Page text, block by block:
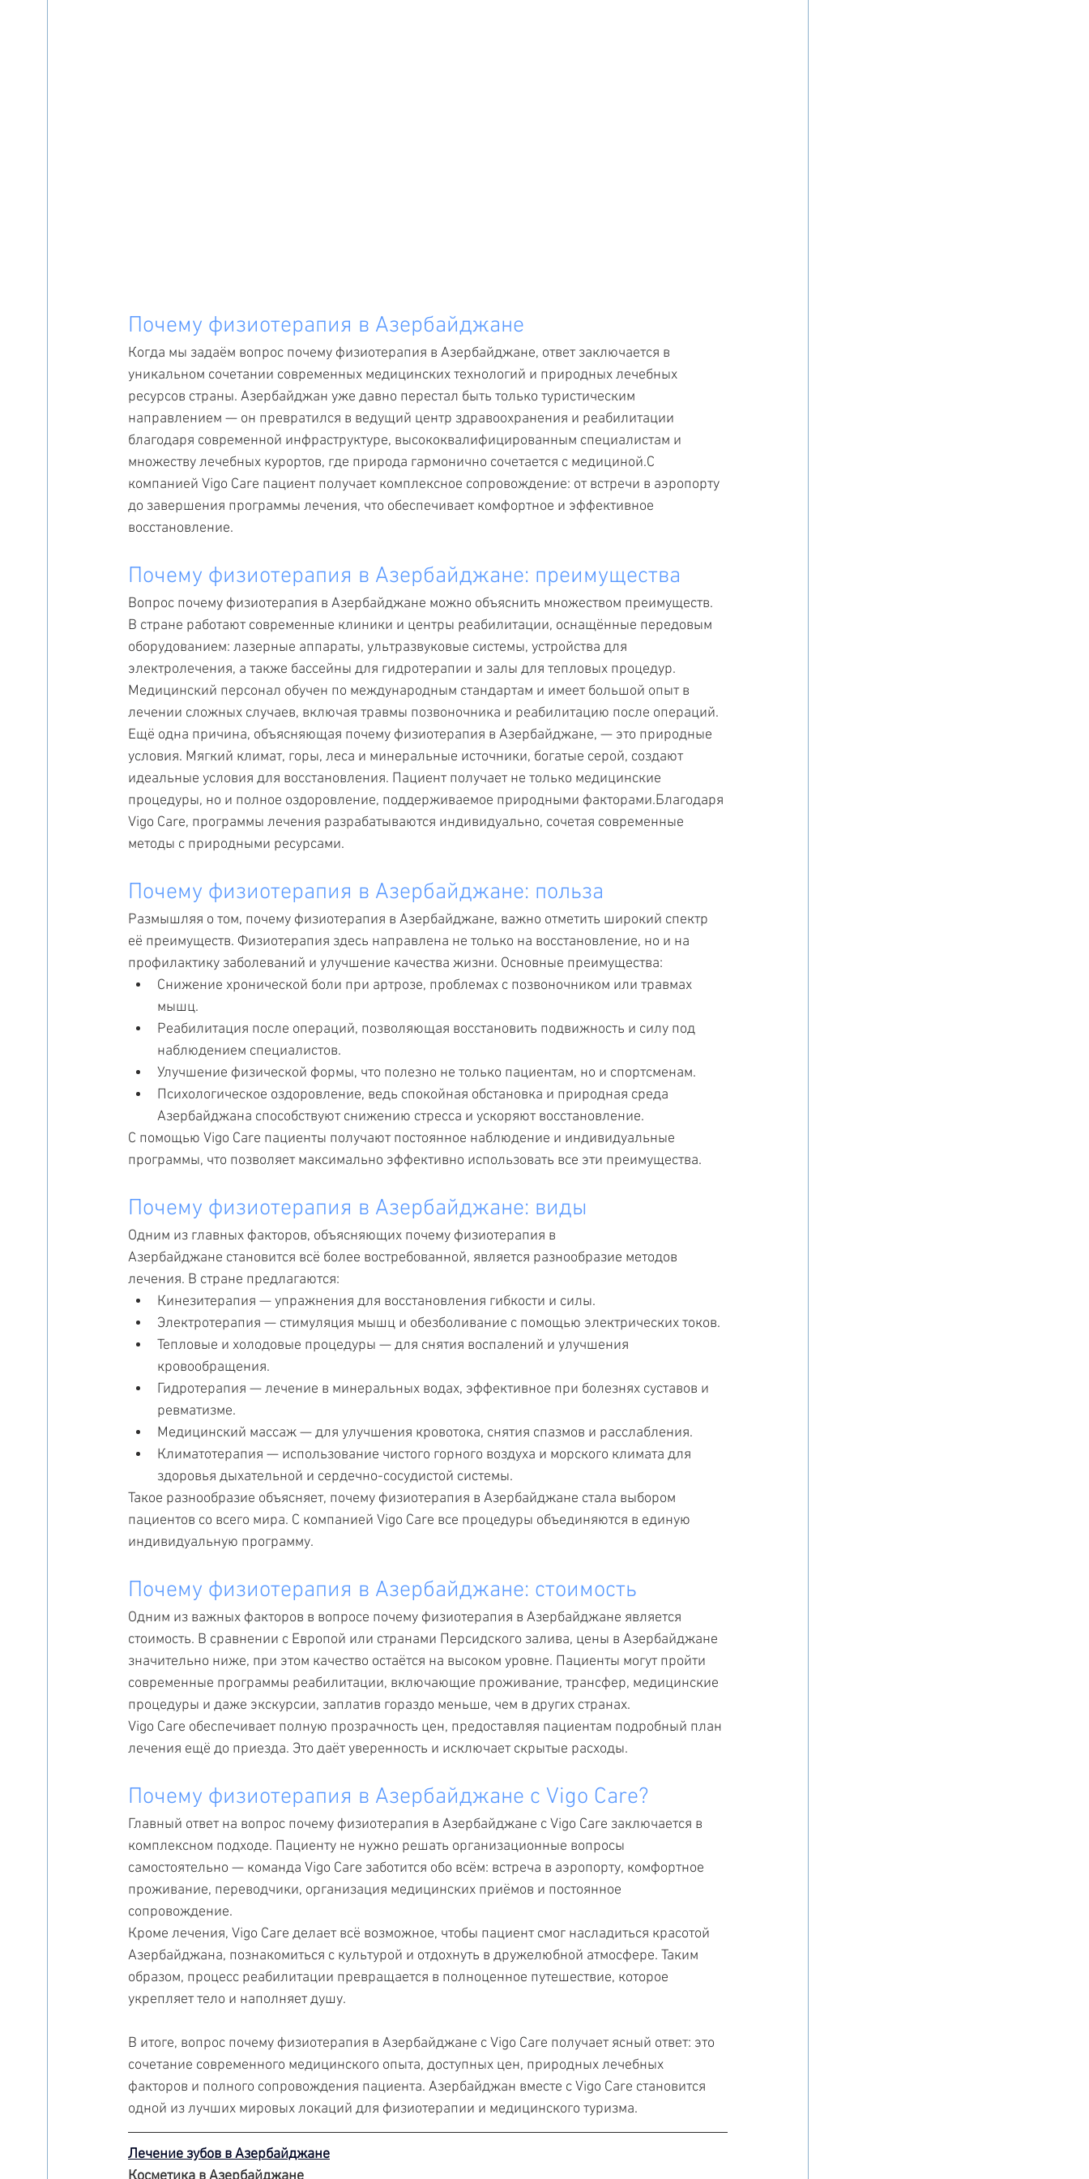
Почему физиотерапия в Азербайджане
Когда мы задаём вопрос почему физиотерапия в Азербайджане, ответ заключается в
уникальном сочетании современных медицинских технологий и природных лечебных
ресурсов страны. Азербайджан уже давно перестал быть только туристическим
направлением — он превратился в ведущий центр здравоохранения и реабилитации
благодаря современной инфраструктуре, высококвалифицированным специалистам и
множеству лечебных курортов, где природа гармонично сочетается с медициной.С
компанией Vigo Care пациент получает комплексное сопровождение: от встречи в аэропорту
до завершения программы лечения, что обеспечивает комфортное и эффективное
восстановление.
Почему физиотерапия в Азербайджане: преимущества
Вопрос почему физиотерапия в Азербайджане можно объяснить множеством преимуществ.
В стране работают современные клиники и центры реабилитации, оснащённые передовым
оборудованием: лазерные аппараты, ультразвуковые системы, устройства для
электролечения, а также бассейны для гидротерапии и залы для тепловых процедур.
Медицинский персонал обучен по международным стандартам и имеет большой опыт в
лечении сложных случаев, включая травмы позвоночника и реабилитацию после операций.
Ещё одна причина, объясняющая почему физиотерапия в Азербайджане, — это природные
условия. Мягкий климат, горы, леса и минеральные источники, богатые серой, создают
идеальные условия для восстановления. Пациент получает не только медицинские
процедуры, но и полное оздоровление, поддерживаемое природными факторами.Благодаря
Vigo Care, программы лечения разрабатываются индивидуально, сочетая современные
методы с природными ресурсами.
Почему физиотерапия в Азербайджане: польза
Размышляя о том, почему физиотерапия в Азербайджане, важно отметить широкий спектр
её преимуществ. Физиотерапия здесь направлена не только на восстановление, но и на
профилактику заболеваний и улучшение качества жизни. Основные преимущества:
Снижение хронической боли при артрозе, проблемах с позвоночником или травмах
мышц.
Реабилитация после операций, позволяющая восстановить подвижность и силу под
наблюдением специалистов.
Улучшение физической формы, что полезно не только пациентам, но и спортсменам.
Психологическое оздоровление, ведь спокойная обстановка и природная среда
Азербайджана способствуют снижению стресса и ускоряют восстановление.
С помощью Vigo Care пациенты получают постоянное наблюдение и индивидуальные
программы, что позволяет максимально эффективно использовать все эти преимущества.
Почему физиотерапия в Азербайджане: виды
Одним из главных факторов, объясняющих почему физиотерапия в
Азербайджане становится всё более востребованной, является разнообразие методов
лечения. В стране предлагаются:
Кинезитерапия — упражнения для восстановления гибкости и силы.
Электротерапия — стимуляция мышц и обезболивание с помощью электрических токов.
Тепловые и холодовые процедуры — для снятия воспалений и улучшения
кровообращения.
Гидротерапия — лечение в минеральных водах, эффективное при болезнях суставов и
ревматизме.
Медицинский массаж — для улучшения кровотока, снятия спазмов и расслабления.
Климатотерапия — использование чистого горного воздуха и морского климата для
здоровья дыхательной и сердечно-сосудистой системы.
Такое разнообразие объясняет, почему физиотерапия в Азербайджане стала выбором
пациентов со всего мира. С компанией Vigo Care все процедуры объединяются в единую
индивидуальную программу.
Почему физиотерапия в Азербайджане: стоимость
Одним из важных факторов в вопросе почему физиотерапия в Азербайджане является
стоимость. В сравнении с Европой или странами Персидского залива, цены в Азербайджане
значительно ниже, при этом качество остаётся на высоком уровне. Пациенты могут пройти
современные программы реабилитации, включающие проживание, трансфер, медицинские
процедуры и даже экскурсии, заплатив гораздо меньше, чем в других странах.
Vigo Care обеспечивает полную прозрачность цен, предоставляя пациентам подробный план
лечения ещё до приезда. Это даёт уверенность и исключает скрытые расходы.
Почему физиотерапия в Азербайджане с Vigo Care?
Главный ответ на вопрос почему физиотерапия в Азербайджане с Vigo Care заключается в
комплексном подходе. Пациенту не нужно решать организационные вопросы
самостоятельно — команда Vigo Care заботится обо всём: встреча в аэропорту, комфортное
проживание, переводчики, организация медицинских приёмов и постоянное
сопровождение.
Кроме лечения, Vigo Care делает всё возможное, чтобы пациент смог насладиться красотой
Азербайджана, познакомиться с культурой и отдохнуть в дружелюбной атмосфере. Таким
образом, процесс реабилитации превращается в полноценное путешествие, которое
укрепляет тело и наполняет душу.
В итоге, вопрос почему физиотерапия в Азербайджане с Vigo Care получает ясный ответ: это
сочетание современного медицинского опыта, доступных цен, природных лечебных
факторов и полного сопровождения пациента. Азербайджан вместе с Vigo Care становится
одной из лучших мировых локаций для физиотерапии и медицинского туризма.
Лечение зубов в Азербайджане